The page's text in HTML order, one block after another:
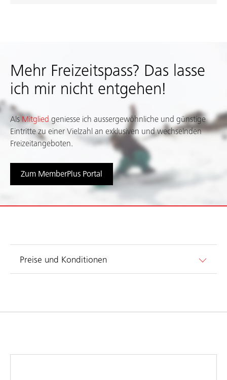
Mehr Freizeitspass? Das lasse
ich mir nicht entgehen!
AlsMitglied geniesse ich aussergewöhnliche und günstige
Eintritte zu einer Vielzahl an exklusiven und wechselnden
Freizeitangeboten.
Zum MemberPlus Portal
Preise und Konditionen